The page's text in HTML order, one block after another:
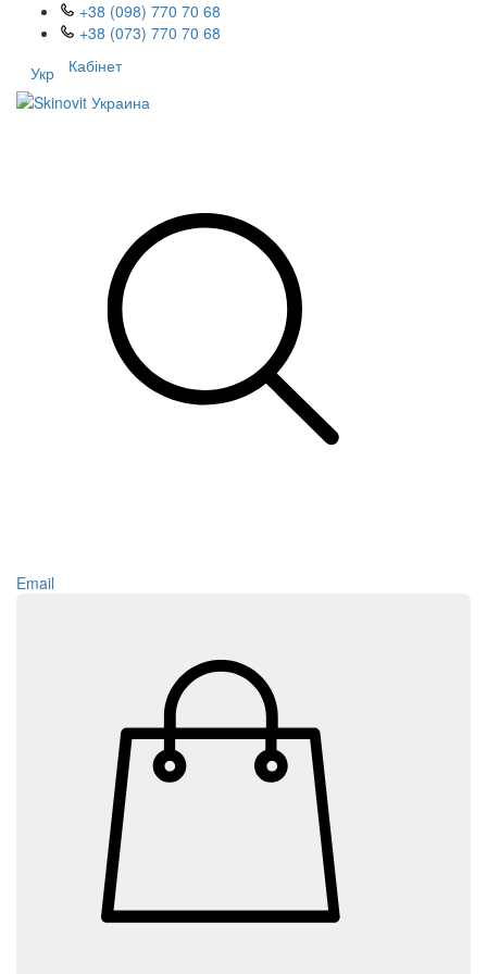
+38 (098) 770 70 68
+38 (073) 770 70 68
Укр
Кабінет
Email